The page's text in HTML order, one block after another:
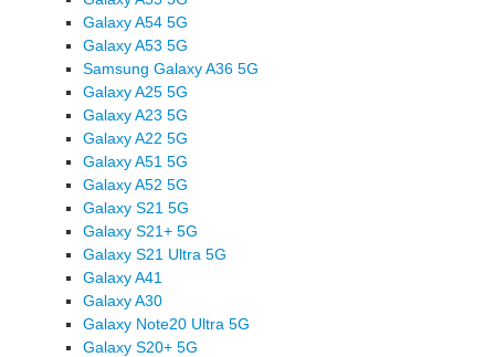
Galaxy A54 5G
Galaxy A53 5G
Samsung Galaxy A36 5G
Galaxy A25 5G
Galaxy A23 5G
Galaxy A22 5G
Galaxy A51 5G
Galaxy A52 5G
Galaxy S21 5G
Galaxy S21+ 5G
Galaxy S21 Ultra 5G
Galaxy A41
Galaxy A30
Galaxy Note20 Ultra 5G
Galaxy S20+ 5G